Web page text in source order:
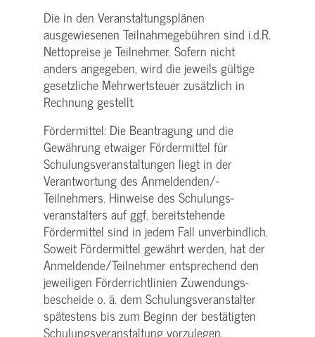
Die in den Veranstaltungsplänen
ausgewiesenen Teilnahmegebühren sind i.d.R.
Nettopreise je Teilnehmer. Sofern nicht
anders angegeben, wird die jeweils gültige
gesetzliche Mehrwertsteuer zusätzlich in
Rechnung gestellt.
Fördermittel: Die Beantragung und die
Gewährung etwaiger Fördermittel für
Schulungs­veranstaltungen liegt in der
Verantwortung des Anmeldenden/­
Teilnehmers. Hinweise des Schulungs­
veranstalters auf ggf. bereitstehende
Fördermittel sind in jedem Fall unverbindlich.
Soweit Fördermittel gewährt werden, hat der
Anmeldende/­Teilnehmer entsprechend den
jeweiligen Förderrichtlinien Zuwendungs­
bescheide o. ä. dem Schulungs­veranstalter
spätestens bis zum Beginn der bestätigten
Schulungs­veranstaltung vorzulegen.